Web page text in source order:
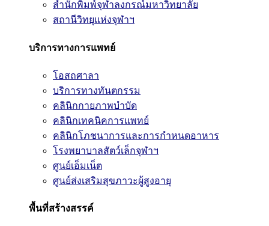
สำนักพิมพ์จุฬาลงกรณ์มหาวิทยาลัย
สถานีวิทยุแห่งจุฬาฯ
บริการทางการแพทย์
โอสถศาลา
บริการทางทันตกรรม
คลินิกกายภาพบำบัด
คลินิกเทคนิคการแพทย์
คลินิกโภชนาการและการกำหนดอาหาร
โรงพยาบาลสัตว์เล็กจุฬาฯ
ศูนย์เอ็มเน็ต
ศูนย์ส่งเสริมสุขภาวะผู้สูงอายุ
พื้นที่สร้างสรรค์